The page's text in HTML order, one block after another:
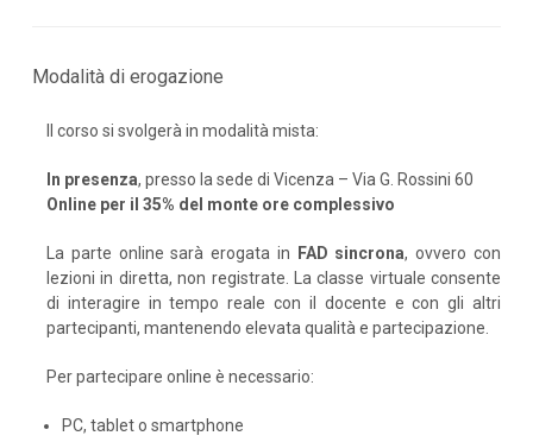
Modalità di erogazione
Il corso si svolgerà in modalità mista:
In presenza, presso la sede di Vicenza – Via G. Rossini 60
Online per il 35% del monte ore complessivo
La parte online sarà erogata in FAD sincrona, ovvero con
lezioni in diretta, non registrate. La classe virtuale consente
di interagire in tempo reale con il docente e con gli altri
partecipanti, mantenendo elevata qualità e partecipazione.
Per partecipare online è necessario:
PC, tablet o smartphone